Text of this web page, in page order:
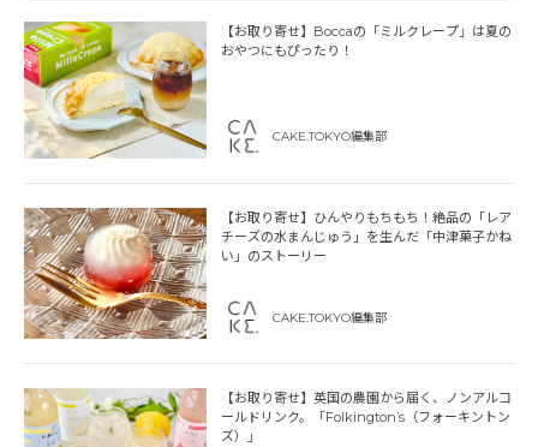
【お取り寄せ】Boccaの「ミルクレープ」は夏の
おやつにもぴったり！
CAKE.TOKYO編集部
【お取り寄せ】ひんやりもちもち！絶品の「レア
チーズの水まんじゅう」を生んだ「中津菓子かね
い」のストーリー
CAKE.TOKYO編集部
【お取り寄せ】英国の農園から届く、ノンアルコ
ールドリンク。「Folkington’s（フォーキントン
ズ）」